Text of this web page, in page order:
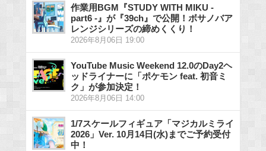
作業用BGM『STUDY WITH MIKU -
part6 -』が『39ch』で公開！ボサノバア
レンジシリーズの締めくくり！
2026年8月06日 19:00
YouTube Music Weekend 12.0のDay2ヘ
ッドライナーに「ポケモン feat. 初音ミ
ク」が参加決定！
2026年8月06日 14:00
1/7スケールフィギュア「マジカルミライ
2026」Ver. 10月14日(水)までご予約受付
中！